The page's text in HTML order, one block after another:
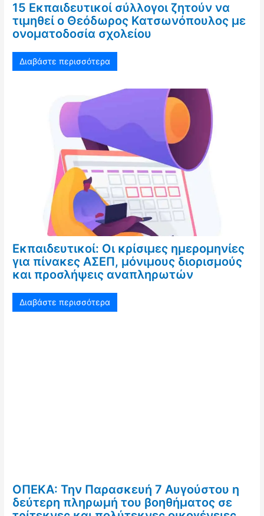
15 Εκπαιδευτικοί σύλλογοι ζητούν να
τιμηθεί ο Θεόδωρος Κατσωνόπουλος με
ονοματοδοσία σχολείου
Διαβάστε περισσότερα
Εκπαιδευτικοί: Οι κρίσιμες ημερομηνίες
για πίνακες ΑΣΕΠ, μόνιμους διορισμούς
και προσλήψεις αναπληρωτών
Διαβάστε περισσότερα
ΟΠΕΚΑ: Την Παρασκευή 7 Αυγούστου η
δεύτερη πληρωμή του βοηθήματος σε